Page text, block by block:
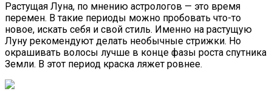
Растущая Луна, по мнению астрологов — это время
перемен. В такие периоды можно пробовать что-то
новое, искать себя и свой стиль. Именно на растущую
Луну рекомендуют делать необычные стрижки. Но
окрашивать волосы лучше в конце фазы роста спутника
Земли. В этот период краска ляжет ровнее.